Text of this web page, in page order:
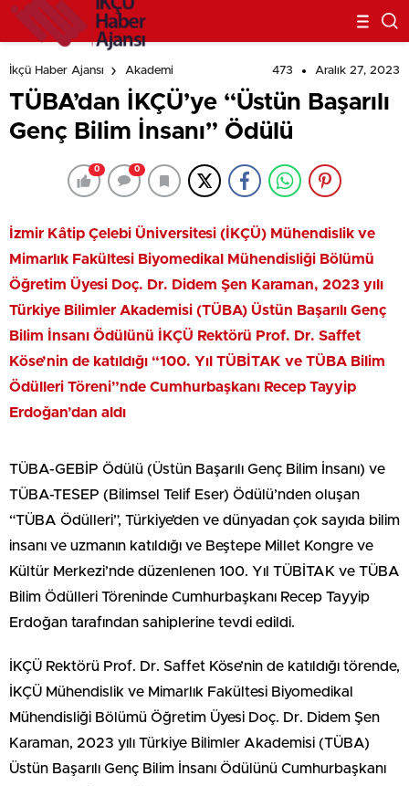
İkçü Haber Ajansı Akademi 473 Aralık 27, 2023
TÜBA’dan İKÇÜ’ye “Üstün Başarılı
Genç Bilim İnsanı” Ödülü
0 0
İzmir Kâtip Çelebi Üniversitesi (İKÇÜ) Mühendislik ve
Mimarlık Fakültesi Biyomedikal Mühendisliği Bölümü
Öğretim Üyesi Doç. Dr. Didem Şen Karaman, 2023 yılı
Türkiye Bilimler Akademisi (TÜBA) Üstün Başarılı Genç
Bilim İnsanı Ödülünü İKÇÜ Rektörü Prof. Dr. Saffet
Köse’nin de katıldığı “100. Yıl TÜBİTAK ve TÜBA Bilim
Ödülleri Töreni”nde Cumhurbaşkanı Recep Tayyip
Erdoğan’dan aldı
TÜBA-GEBİP Ödülü (Üstün Başarılı Genç Bilim İnsanı) ve
TÜBA-TESEP (Bilimsel Telif Eser) Ödülü’nden oluşan
“TÜBA Ödülleri”, Türkiye’den ve dünyadan çok sayıda bilim
insanı ve uzmanın katıldığı ve Beştepe Millet Kongre ve
Kültür Merkezi’nde düzenlenen 100. Yıl TÜBİTAK ve TÜBA
Bilim Ödülleri Töreninde Cumhurbaşkanı Recep Tayyip
Erdoğan tarafından sahiplerine tevdi edildi.
İKÇÜ Rektörü Prof. Dr. Saffet Köse’nin de katıldığı törende,
İKÇÜ Mühendislik ve Mimarlık Fakültesi Biyomedikal
Mühendisliği Bölümü Öğretim Üyesi Doç. Dr. Didem Şen
Karaman, 2023 yılı Türkiye Bilimler Akademisi (TÜBA)
Üstün Başarılı Genç Bilim İnsanı Ödülünü Cumhurbaşkanı